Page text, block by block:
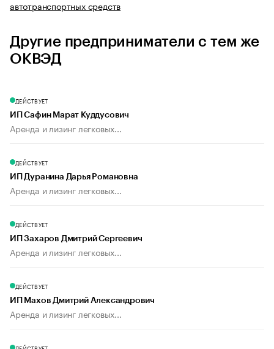
автотранспортных средств
Другие предприниматели с тем же
ОКВЭД
ДЕЙСТВУЕТ
ИП Сафин Марат Куддусович
Аренда и лизинг легковых...
ДЕЙСТВУЕТ
ИП Дуранина Дарья Романовна
Аренда и лизинг легковых...
ДЕЙСТВУЕТ
ИП Захаров Дмитрий Сергеевич
Аренда и лизинг легковых...
ДЕЙСТВУЕТ
ИП Махов Дмитрий Александрович
Аренда и лизинг легковых...